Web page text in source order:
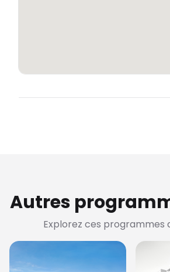
Autres
Explorez ces programmes